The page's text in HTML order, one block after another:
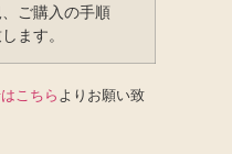
ご購入の手順
ます。
こちら よりお願い致